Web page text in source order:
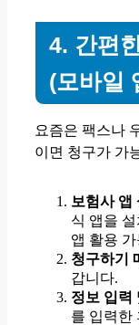
4. 간편
(모바일
요즘은 팩스나
이면 청구가 가
보험사 앱
식 앱을 설
앱 활용
청구하기
갑니다.
정보 입력
를 입력한